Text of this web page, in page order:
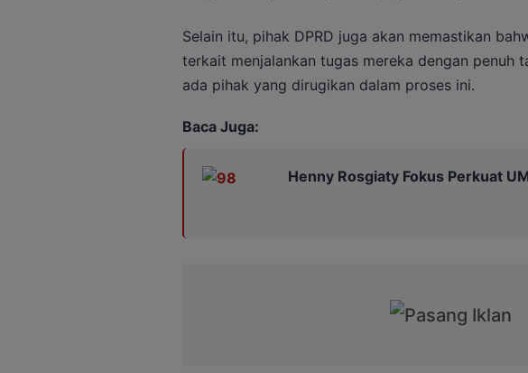
Selain itu, pihak DPRD juga akan memastikan
terkait menjalankan tugas mereka dengan penuh
ada pihak yang dirugikan dalam proses ini.
Baca Juga:
Henny Rosgiaty Fokus Perkuat